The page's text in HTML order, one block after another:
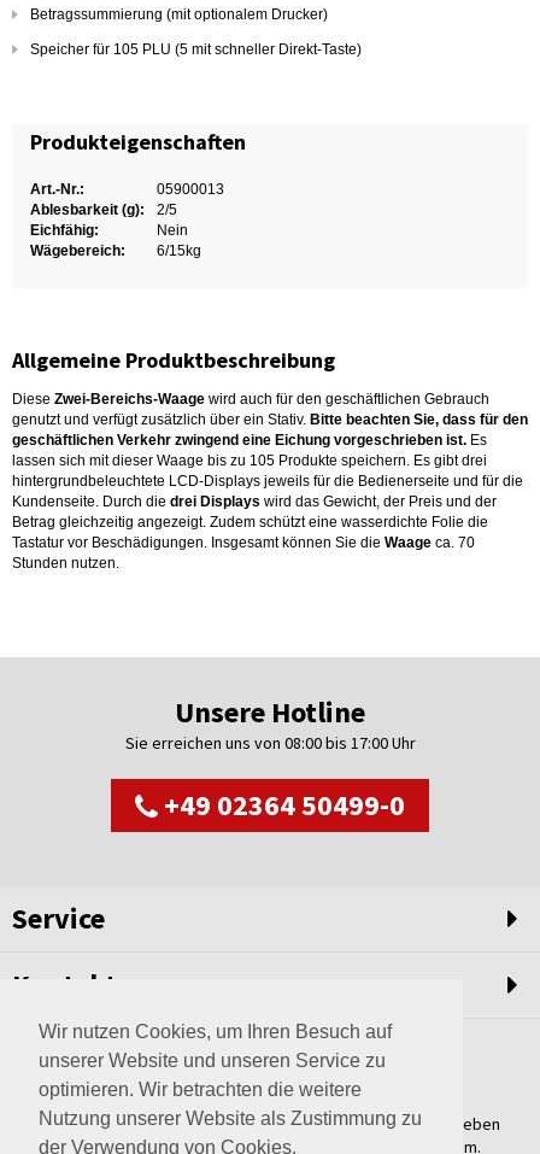
Wir nutzen Cookies, um Ihren Besuch auf
unserer Website und unseren Service zu
optimieren. Wir betrachten die weitere
Nutzung unserer Website als Zustimmung zu
der Verwendung von Cookies.
Betragssummierung (mit optionalem Drucker)
Speicher für 105 PLU (5 mit schneller Direkt-Taste)
Produkteigenschaften
Art.-Nr.:
05900013
Ablesbarkeit (g):
2/5
Eichfähig:
Nein
Wägebereich:
6/15kg
Allgemeine Produktbeschreibung
Diese Zwei-Bereichs-Waage wird auch für den geschäftlichen Gebrauch
genutzt und verfügt zusätzlich über ein Stativ. Bitte beachten Sie, dass für den
geschäftlichen Verkehr zwingend eine Eichung vorgeschrieben ist. Es
lassen sich mit dieser Waage bis zu 105 Produkte speichern. Es gibt drei
hintergrundbeleuchtete LCD-Displays jeweils für die Bedienerseite und für die
Kundenseite. Durch die drei Displays wird das Gewicht, der Preis und der
Betrag gleichzeitig angezeigt. Zudem schützt eine wasserdichte Folie die
Tastatur vor Beschädigungen. Insgesamt können Sie die Waage ca. 70
Stunden nutzen.
Unsere Hotline
Sie erreichen uns von 08:00 bis 17:00 Uhr
+49 02364 50499-0
Service
Kontakt
Weltweit setzen wir unsere Erfahrungswerte und unser Streben
nach innovativen Lösungen in unvergleichliche Anlagen um.